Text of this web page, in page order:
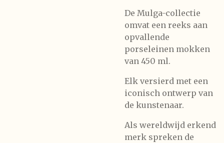
De Mulga-collectie
omvat een reeks aan
opvallende
porseleinen mokken
van 450 ml.
Elk versierd met een
iconisch ontwerp van
de kunstenaar.
Als wereldwijd erkend
merk spreken de